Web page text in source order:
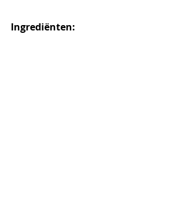
Ingrediënten: